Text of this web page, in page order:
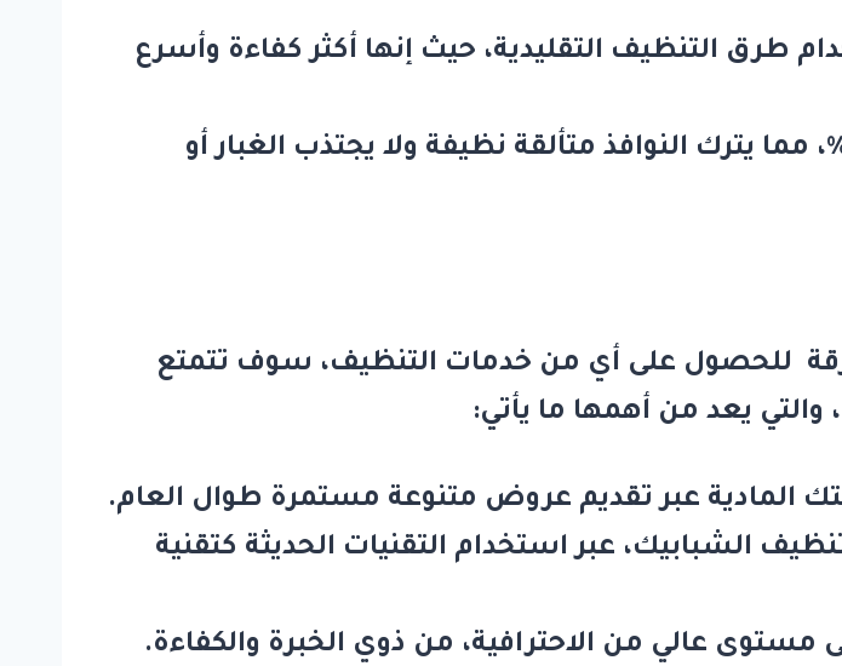
طرق التنظيف التقليدية، حيث إنها أكثر كفاءة وأسرع
مياه التناضح العكسي النقية بنسبة 100٪، مما يترك النوافذ متألقة نظيفة ولا يجتذب الغبار أو
للحصول على أي من خدمات التنظيف، سوف تتمتع
والتي يعد من أهمها ما يأتي:
المادية عبر تقديم عروض متنوعة مستمرة طوال العام.
الشبابيك، عبر استخدام التقنيات الحديثة كتقنية
مستوى عالي من الاحترافية، من ذوي الخبرة والكفاءة.